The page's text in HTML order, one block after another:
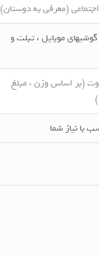
(معرفی به دوستان)
موبایل ، تبلت و
(بر اساس وزن ، مبلغ
با نیاز شما